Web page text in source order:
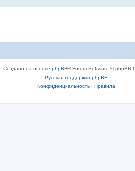
Создано на основе phpBB® Forum Software © phpBB
Русская поддержка phpBB
Конфиденциальность| Правила